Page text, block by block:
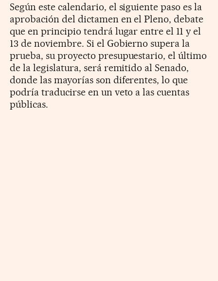
Según este calendario, el siguiente paso es la
aprobación del dictamen en el Pleno, debate
que en principio tendrá lugar entre el 11 y el
13 de noviembre. Si el Gobierno supera la
prueba, su proyecto presupuestario, el último
de la legislatura, será remitido al Senado,
donde las mayorías son diferentes, lo que
podría traducirse en un veto a las cuentas
públicas.